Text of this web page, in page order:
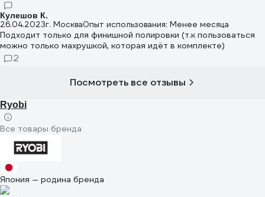
Кулешов К.
26.04.2023г. МоскваОпыт использования: Менее месяца
Подходит только для финишной полировки (т.к пользоваться
можно только махрушкой, которая идёт в комплекте)
2
Посмотреть все отзывы
Ryobi
Все товары бренда
Япония — родина бренда